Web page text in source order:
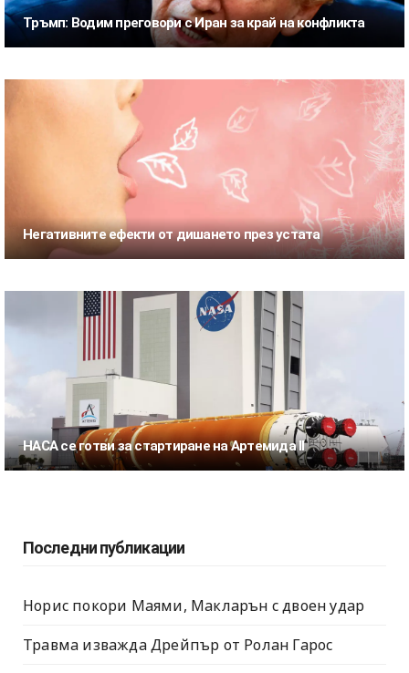
Тръмп: Водим преговори с Иран за край на конфликта
Негативните ефекти от дишането през устата
НАСА се готви за стартиране на Артемида II
Последни публикации
Норис покори Маями, Макларън с двоен удар
Травма изважда Дрейпър от Ролан Гарос